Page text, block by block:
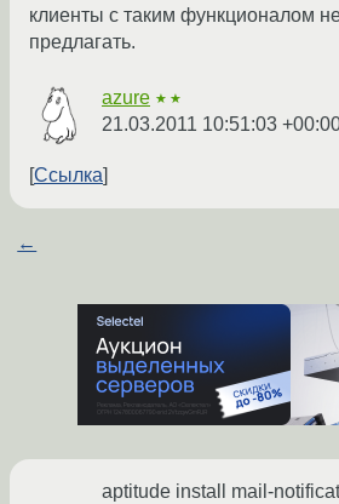
клиенты с таким функционалом
предлагать.
azure ★★
21.03.2011 10:51:03
Ссылка
←
aptitude install mail-